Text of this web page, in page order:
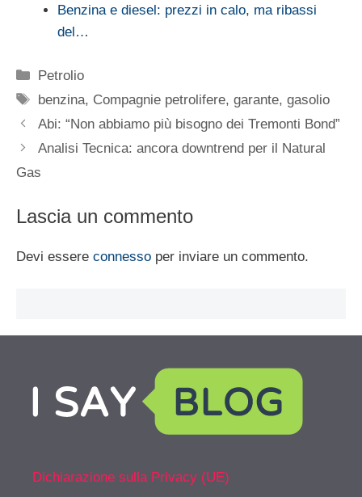
Benzina e diesel: prezzi in calo, ma ribassi
del…
Categorie
Petrolio
Tag
benzina, Compagnie petrolifere,garante,gasolio
Abi: “Non abbiamo più bisogno dei Tremonti Bond”
Analisi Tecnica: ancora downtrend per il Natural
Gas
Lascia un commento
Devi essere connesso per inviare un commento.
Dichiarazione sulla Privacy (UE)